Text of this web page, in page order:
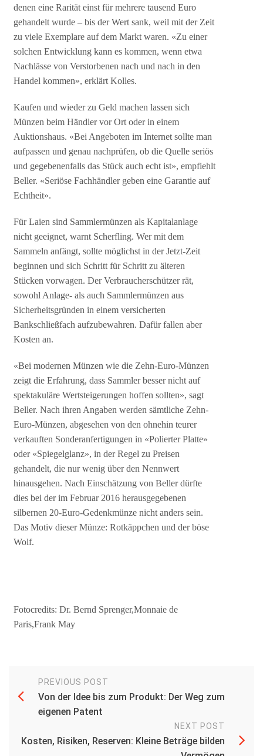
denen eine Rarität einst für mehrere tausend Euro
gehandelt wurde – bis der Wert sank, weil mit der Zeit
zu viele Exemplare auf dem Markt waren. «Zu einer
solchen Entwicklung kann es kommen, wenn etwa
Nachlässe von Verstorbenen nach und nach in den
Handel kommen», erklärt Kolles.
Kaufen und wieder zu Geld machen lassen sich
Münzen beim Händler vor Ort oder in einem
Auktionshaus. «Bei Angeboten im Internet sollte man
aufpassen und genau nachprüfen, ob die Quelle seriös
und gegebenenfalls das Stück auch echt ist», empfiehlt
Beller. «Seriöse Fachhändler geben eine Garantie auf
Echtheit».
Für Laien sind Sammlermünzen als Kapitalanlage
nicht geeignet, warnt Scherfling. Wer mit dem
Sammeln anfängt, sollte möglichst in der Jetzt-Zeit
beginnen und sich Schritt für Schritt zu älteren
Stücken vorwagen. Der Verbraucherschützer rät,
sowohl Anlage- als auch Sammlermünzen aus
Sicherheitsgründen in einem versicherten
Bankschließfach aufzubewahren. Dafür fallen aber
Kosten an.
«Bei modernen Münzen wie die Zehn-Euro-Münzen
zeigt die Erfahrung, dass Sammler besser nicht auf
spektakuläre Wertsteigerungen hoffen sollten», sagt
Beller. Nach ihren Angaben werden sämtliche Zehn-
Euro-Münzen, abgesehen von den ohnehin teurer
verkauften Sonderanfertigungen in «Polierter Platte»
oder «Spiegelglanz», in der Regel zu Preisen
gehandelt, die nur wenig über den Nennwert
hinausgehen. Nach Einschätzung von Beller dürfte
dies bei der im Februar 2016 herausgegebenen
silbernen 20-Euro-Gedenkmünze nicht anders sein.
Das Motiv dieser Münze: Rotkäppchen und der böse
Wolf.
Fotocredits: Dr. Bernd Sprenger,Monnaie de
Paris,Frank May
PREVIOUS POST
Von der Idee bis zum Produkt: Der Weg zum
eigenen Patent
NEXT POST
Kosten, Risiken, Reserven: Kleine Beträge bilden